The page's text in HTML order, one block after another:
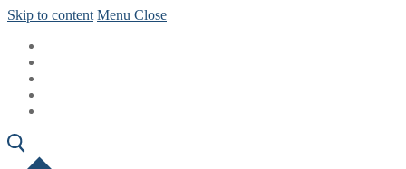
Skip to content Menu Close